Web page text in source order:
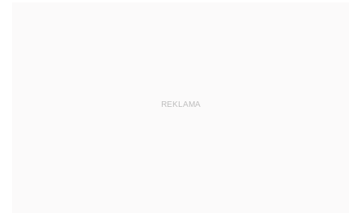
REKLAMA